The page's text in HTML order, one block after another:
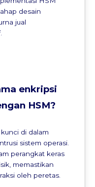
desain
jual
enkripsi
HSM?
di dalam
sistem operasi.
perangkat keras
memastikan
oleh peretas.